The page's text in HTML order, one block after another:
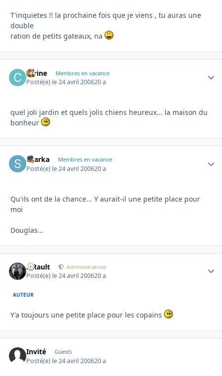
T'inquietes !! la prochaine fois que je viens , tu auras une
double
ration de petits gateaux, na
carine Membres en vacance
Posté(e) le 24 avril 200620 a
quel joli jardin et quels jolis chiens heureux... la maison du
bonheur
sharka Membres en vacance
Posté(e) le 24 avril 200620 a
Qu'ils ont de la chance... Y aurait-il une petite place pour
moi
Douglas...
S.Rault Administratrice
Posté(e) le 24 avril 200620 a
AUTEUR
Y'a toujours une petite place pour les copains
Invité Guests
Posté(e) le 24 avril 200620 a